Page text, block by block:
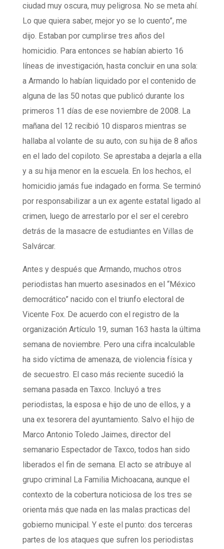
ciudad muy oscura, muy peligrosa. No se meta ahí.
Lo que quiera saber, mejor yo se lo cuento”, me
dijo. Estaban por cumplirse tres años del
homicidio. Para entonces se habían abierto 16
líneas de investigación, hasta concluir en una sola:
a Armando lo habían liquidado por el contenido de
alguna de las 50 notas que publicó durante los
primeros 11 días de ese noviembre de 2008. La
mañana del 12 recibió 10 disparos mientras se
hallaba al volante de su auto, con su hija de 8 años
en el lado del copiloto. Se aprestaba a dejarla a ella
y a su hija menor en la escuela. En los hechos, el
homicidio jamás fue indagado en forma. Se terminó
por responsabilizar a un ex agente estatal ligado al
crimen, luego de arrestarlo por el ser el cerebro
detrás de la masacre de estudiantes en Villas de
Salvárcar.
Antes y después que Armando, muchos otros
periodistas han muerto asesinados en el “México
democrático” nacido con el triunfo electoral de
Vicente Fox. De acuerdo con el registro de la
organización Artículo 19, suman 163 hasta la última
semana de noviembre. Pero una cifra incalculable
ha sido víctima de amenaza, de violencia física y
de secuestro. El caso más reciente sucedió la
semana pasada en Taxco. Incluyó a tres
periodistas, la esposa e hijo de uno de ellos, y a
una ex tesorera del ayuntamiento. Salvo el hijo de
Marco Antonio Toledo Jaimes, director del
semanario Espectador de Taxco, todos han sido
liberados el fin de semana. El acto se atribuye al
grupo criminal La Familia Michoacana, aunque el
contexto de la cobertura noticiosa de los tres se
orienta más que nada en las malas practicas del
gobierno municipal. Y este el punto: dos terceras
partes de los ataques que sufren los periodistas